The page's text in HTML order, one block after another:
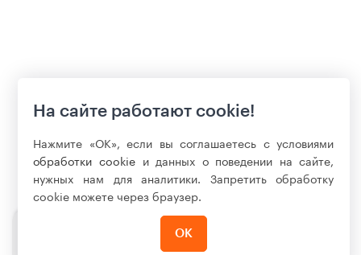
На сайте работают cookie!
Нажмите «ОК», если вы соглашаетесь с условиями
обработки cookie и данных о поведении на сайте,
нужных нам для аналитики. Запретить обработку
cookie можете через браузер.
ОК